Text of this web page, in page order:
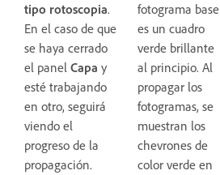
tipo rotoscopia.
En el caso de que
se haya cerrado
el panel Capa y
esté trabajando
en otro, seguirá
viendo el
progreso de la
propagación.
fotograma base
es un cuadro
verde brillante
al principio. Al
propagar los
fotogramas, se
muestran los
chevrones de
color verde en